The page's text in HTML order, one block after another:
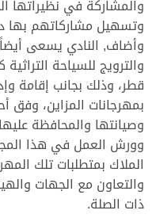
والمشاركة في نظيراتها
وتسهيل مشاركاتهم بها
وأضاف, النادي يسعى أيضاً
والترويج للسياحة
قطر، وذلك بجانب إقامة
بمهرجانات المزاين، وفق
وصيانتها والمحافظة
وورش العمل في هذا
الملاك بمتطلبات تلك
والتعاون مع الجهات
ذات الصلة.